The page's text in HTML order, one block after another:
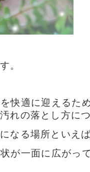
。
快適に迎えるた
れの落とし方に
なる場所といえ
が一面に広がっ